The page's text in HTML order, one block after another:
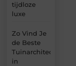
tijdloze
luxe
Zo Vind Je
de Beste
Tuinarchitect
in